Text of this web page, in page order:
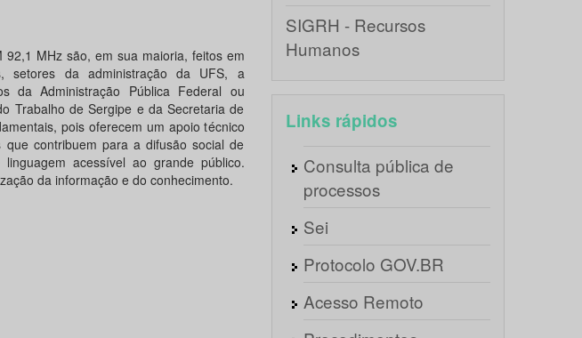
MHz são, em sua maioria, feitos em
setores da administração da UFS, a
da Administração Pública Federal ou
Trabalho de Sergipe e da Secretaria de
pois oferecem um apoio técnico
contribuem para a difusão social de
acessível ao grande público.
da informação e do conhecimento.
SIGRH - Recursos
Humanos
Links rápidos
Consulta pública de
processos
Sei
Protocolo GOV.BR
Acesso Remoto